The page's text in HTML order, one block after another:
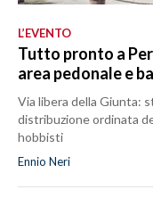
L’EVENTO
Tutto pronto a
area pedonale e
Via libera della Giunta:
distribuzione ordinata
hobbisti
Ennio Neri